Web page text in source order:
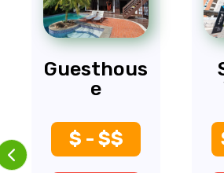
Slaviero
Vitória
$$-$$$